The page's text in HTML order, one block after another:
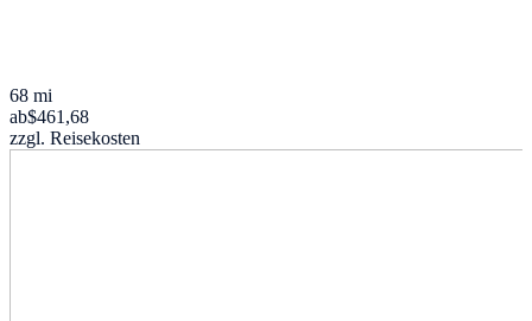
68 mi
ab$461,68
zzgl. Reisekosten